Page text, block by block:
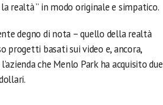
realtà ” in modo originale e simpatico.
degno di nota – quello della realtà
progetti basati sui video e, ancora,
che Menlo Park ha acquisito due